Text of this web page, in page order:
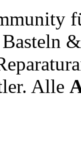
Alle